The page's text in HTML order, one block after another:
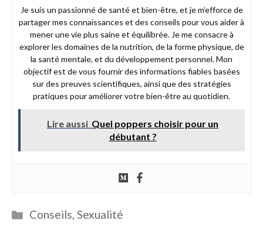
Je suis un passionné de santé et bien-être, et je m’efforce de
partager mes connaissances et des conseils pour vous aider à
mener une vie plus saine et équilibrée. Je me consacre à
explorer les domaines de la nutrition, de la forme physique, de
la santé mentale, et du développement personnel. Mon
objectif est de vous fournir des informations fiables basées
sur des preuves scientifiques, ainsi que des stratégies
pratiques pour améliorer votre bien-être au quotidien.
Lire aussi Quel poppers choisir pour un
débutant ?
Catégories
Conseils,Sexualité